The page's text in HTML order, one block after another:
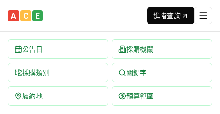
A C E 進階查詢
公告日 採購機關
採購類別 關鍵字
履約地 預算範圍